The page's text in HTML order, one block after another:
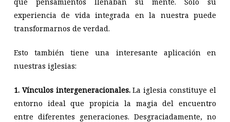
experiencia de vida integrada en la nuestra puede
transformarnos de verdad.
Esto también tiene una interesante aplicación en
nuestras iglesias:
1. Vínculos intergeneracionales.La iglesia constituye el
entorno ideal que propicia la magia del encuentro
entre diferentes generaciones. Desgraciadamente, no